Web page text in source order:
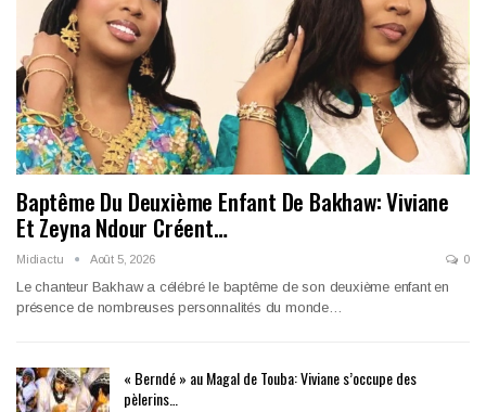
Baptême Du Deuxième Enfant De Bakhaw: Viviane
Et Zeyna Ndour Créent…
Midiactu Août 5, 2026 0
Le chanteur Bakhaw a célébré le baptême de son deuxième enfant en
présence de nombreuses personnalités du monde…
« Berndé » au Magal de Touba: Viviane s’occupe des
pèlerins…